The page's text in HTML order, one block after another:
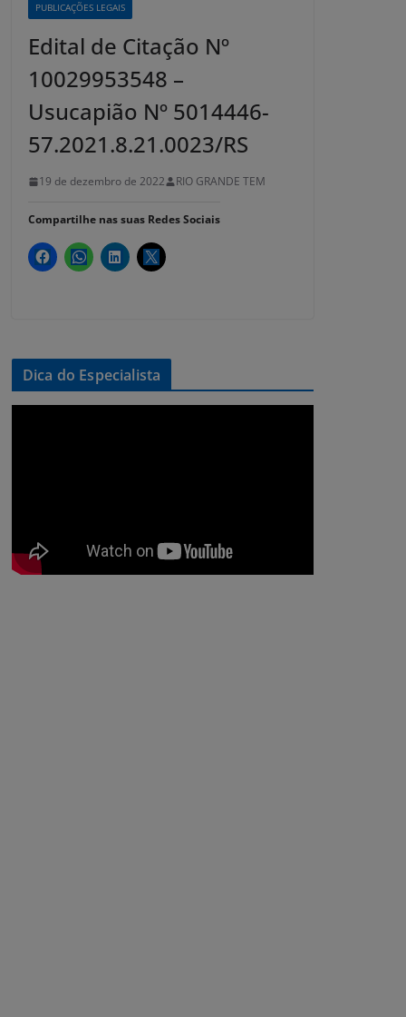
PUBLICAÇÕES LEGAIS
Edital de Citação Nº
10029953548 –
Usucapião Nº 5014446-
57.2021.8.21.0023/RS
19 de dezembro de 2022 RIO GRANDE TEM
Compartilhe nas suas Redes Sociais
Dica do Especialista